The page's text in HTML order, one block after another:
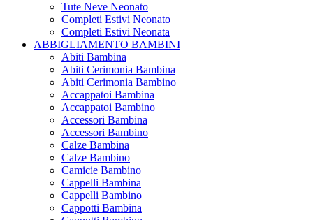
Tute Neve Neonato
Completi Estivi Neonato
Completi Estivi Neonata
ABBIGLIAMENTO BAMBINI
Abiti Bambina
Abiti Cerimonia Bambina
Abiti Cerimonia Bambino
Accappatoi Bambina
Accappatoi Bambino
Accessori Bambina
Accessori Bambino
Calze Bambina
Calze Bambino
Camicie Bambino
Cappelli Bambina
Cappelli Bambino
Cappotti Bambina